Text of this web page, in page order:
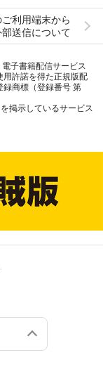
利用端末から
送信について
子書籍配信サービス
用許諾を得た正規版配
録商標（登録番号 第
掲示しているサービス